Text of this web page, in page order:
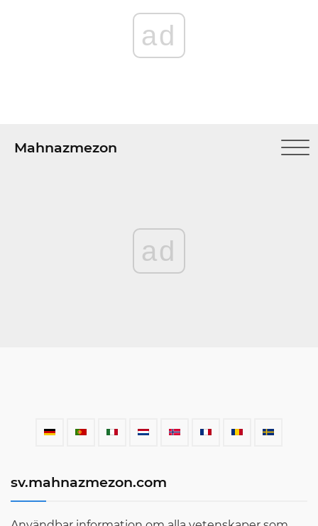
ad
Mahnazmezon
ad
sv.mahnazmezon.com